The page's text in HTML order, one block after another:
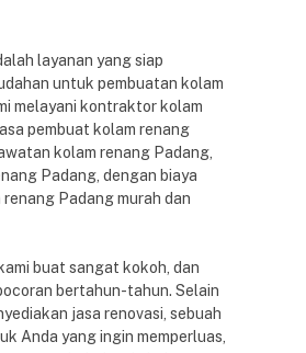
layanan yang siap
untuk pembuatan kolam
melayani kontraktor kolam
pembuat kolam renang
kolam renang Padang,
Padang, dengan biaya
Padang murah dan
buat sangat kokoh, dan
bertahun-tahun. Selain
jasa renovasi, sebuah
Anda yang ingin memperluas,